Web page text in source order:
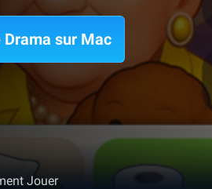
sur Mac
Jouer